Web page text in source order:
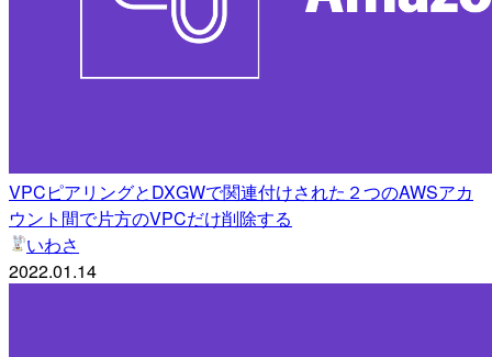
VPCピアリングとDXGWで関連付けされた２つのAWSアカ
ウント間で片方のVPCだけ削除する
いわさ
2022.01.14